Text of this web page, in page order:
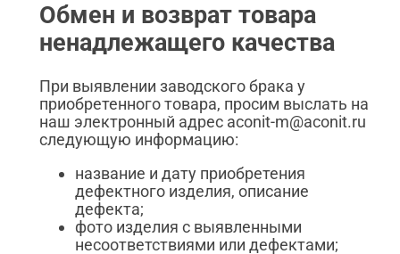
Обмен и возврат товара
ненадлежащего качества
При выявлении заводского брака у
приобретенного товара, просим выслать на
наш электронный адрес aconit-m@aconit.ru
следующую информацию:
название и дату приобретения
дефектного изделия, описание
дефекта;
фото изделия с выявленными
несоответствиями или дефектами;